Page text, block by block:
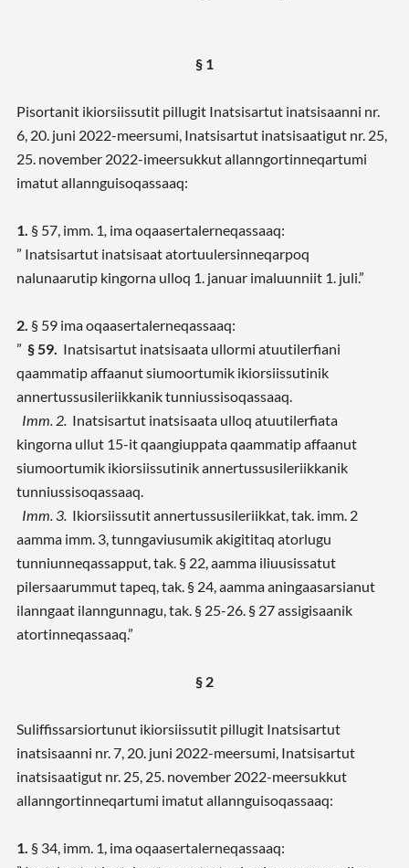
§ 1
Pisortanit ikiorsiissutit pillugit Inatsisartut inatsisaanni nr.
6, 20. juni 2022-meersumi, Inatsisartut inatsisaatigut nr. 25,
25. november 2022-imeersukkut allanngortinneqartumi
imatut allannguisoqassaaq:
1. § 57, imm. 1 ima oqaasertalerneqassaaq:
” Inatsisartut inatsisaat atortuulersinneqarpoq
nalunaarutip kingorna ulloq 1. januar imaluunniit 1. juli.”
2. § 59 ima oqaasertalerneqassaaq:
” § 59. Inatsisartut inatsisaata ullormi atuutilerfiani
qaammatip affaanut siumoortumik ikiorsiissutinik
annertussusileriikkanik tunniussisoqassaaq.
Imm. 2. Inatsisartut inatsisaata ulloq atuutilerfiata
kingorna ullut 15-it qaangiuppata qaammatip affaanut
siumoortumik ikiorsiissutinik annertussusileriikkanik
tunniussisoqassaaq.
Imm. 3. Ikiorsiissutit annertussusileriikkat, tak. imm. 2
aamma imm. 3, tunngaviusumik akigititaq atorlugu
tunniunneqassapput, tak. § 22, aamma iliuusissatut
pilersaarummut tapeq, tak. § 24, aamma aningaasarsianut
ilanngaat ilanngunnagu, tak. § 25-26. § 27 assigisaanik
atortinneqassaaq.”
§ 2
Suliffissarsiortunut ikiorsiissutit pillugit Inatsisartut
inatsisaanni nr. 7, 20. juni 2022-meersumi, Inatsisartut
inatsisaatigut nr. 25, 25. november 2022-meersukkut
allanngortinneqartumi imatut allannguisoqassaaq:
1. § 34, imm. 1, ima oqaasertalerneqassaaq: